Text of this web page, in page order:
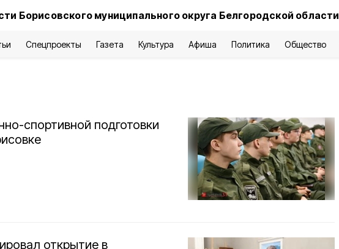
Борисовского муниципального округа Белгородской области
Спецпроекты Газета Культура Афиша Политика Общество
спортивной подготовки
открытие в